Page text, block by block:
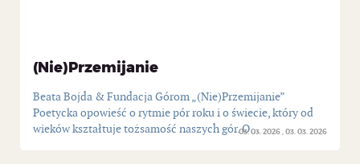
(Nie)Przemijanie
03. 03. 2026 03. 03. 2026
Beata Bojda & Fundacja Górom „(Nie)Przemijanie”
Poetycka opowieść o rytmie pór roku i o świecie, który od
wieków kształtuje tożsamość naszych gór. O...